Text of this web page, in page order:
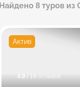
Найдено 8 туров из
Актив
4.9 / 16 отзывов